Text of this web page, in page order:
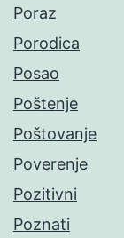
Poraz
Porodica
Posao
Poštenje
Poštovanje
Poverenje
Pozitivni
Poznati